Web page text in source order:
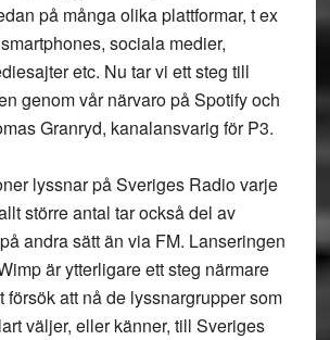
på många olika plattformar, t ex
sociala medier,
etc. Nu tar vi ett steg till
genom vår närvaro på Spotify och
Granryd, kanalansvarig för P3.
lyssnar på Sveriges Radio varje
större antal tar också del av
andra sätt än via FM. Lanseringen
är ytterligare ett steg närmare
försök att nå de lyssnargrupper som
väljer, eller känner, till Sveriges